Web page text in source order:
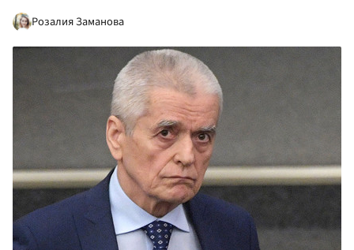
Розалия Заманова